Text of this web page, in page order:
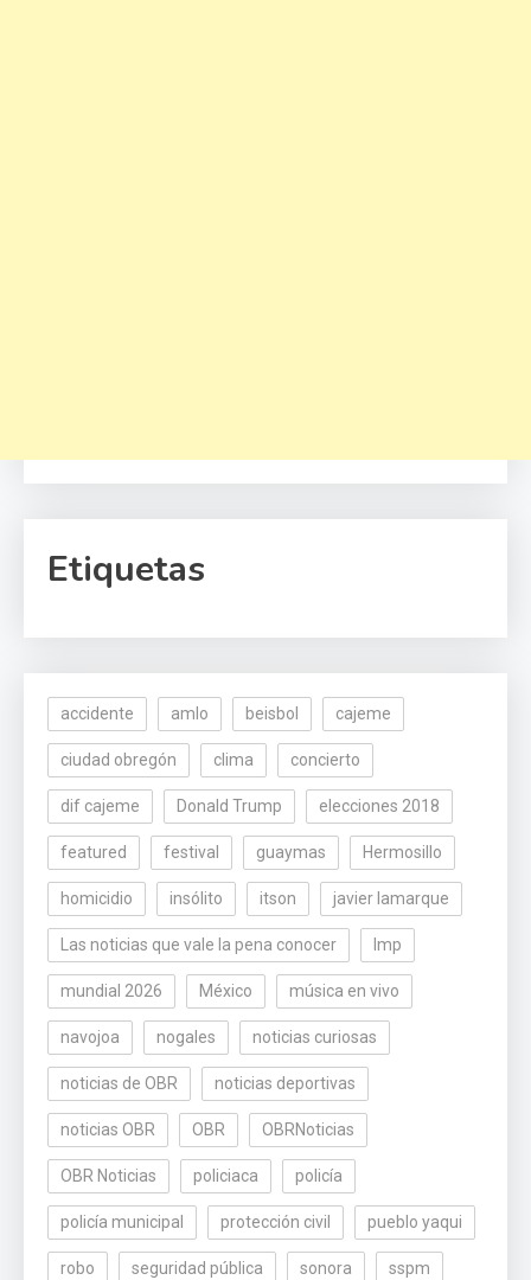
Etiquetas
accidente amlo beisbol cajeme
ciudad obregón clima concierto
dif cajeme Donald Trump elecciones 2018
featured festival guaymas Hermosillo
homicidio insólito itson javier lamarque
Las noticias que vale la pena conocer lmp
mundial 2026 México música en vivo
navojoa nogales noticias curiosas
noticias de OBR noticias deportivas
noticias OBR OBR OBRNoticias
OBR Noticias policiaca policía
policía municipal protección civil pueblo yaqui
robo seguridad pública sonora sspm